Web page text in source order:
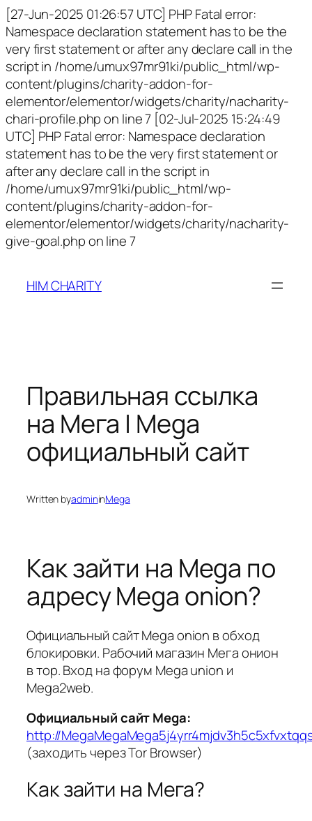
[27-Jun-2025 01:26:57 UTC] PHP Fatal error:
Namespace declaration statement has to be the
very first statement or after any declare call in the
script in /home/umux97mr91ki/public_html/wp-
content/plugins/charity-addon-for-
elementor/elementor/widgets/charity/nacharity-
chari-profile.php on line 7 [02-Jul-2025 15:24:49
UTC] PHP Fatal error: Namespace declaration
statement has to be the very first statement or
after any declare call in the script in
/home/umux97mr91ki/public_html/wp-
content/plugins/charity-addon-for-
elementor/elementor/widgets/charity/nacharity-
give-goal.php on line 7
HIM CHARITY
Правильная ссылка
на Мега | Mega
официальный сайт
Written byadmininMega
Как зайти на Mega по
адресу Mega onion?
Официальный сайт Mega onion в обход
блокировки. Рабочий магазин Мега онион
в тор. Вход на форум Mega union и
Mega2web.
Официальный сайт Mega:
http://
(заходить через Tor Browser)
Как зайти на Мега?